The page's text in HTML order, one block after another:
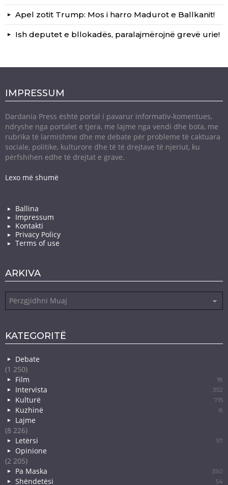
Apel zotit Trump: Mos i harro Madurot e Ballkanit!
Ish deputet e bllokadës, paralajmërojnë grevë urie!
IMPRESSUM
Dardania Press është portal i pavarur informativ-komentues,
ndryshe nga portalet e tjera, me lajme nga vendi dhe bota, me
rubrika të larmishme dhe me debate për probleme të caktuara
sociale, politike, kulturore dhe të të drejtave të njeriut, ku
përfshihen edhe të drejtat e grave.
Lexo më shumë
Ballina
Impressum
Kontakti
Privacy Policy
Terms of use
ARKIVA
KATEGORITË
Debate
(1 250)
Film
18
Intervista 352
Kulturë 715
Kuzhinë 8
Lajme
(8 226)
Letërsi
57
Opinione
(2 205)
Pa Maska
350
Shëndetësi 54